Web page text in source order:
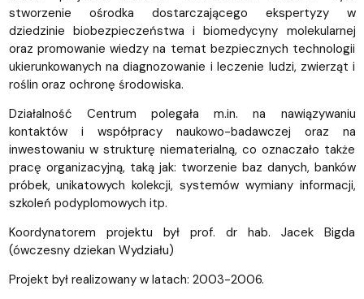
stworzenie ośrodka dostarczającego ekspertyzy w
dziedzinie biobezpieczeństwa i biomedycyny molekularnej
oraz promowanie wiedzy na temat bezpiecznych technologii
ukierunkowanych na diagnozowanie i leczenie ludzi, zwierząt i
roślin oraz ochronę środowiska.
Działalność Centrum polegała m.in. na nawiązywaniu
kontaktów i współpracy naukowo-badawczej oraz na
inwestowaniu w strukturę niematerialną, co oznaczało także
pracę organizacyjną, taką jak: tworzenie baz danych, banków
próbek, unikatowych kolekcji, systemów wymiany informacji,
szkoleń podyplomowych itp.
Koordynatorem projektu był prof. dr hab. Jacek Bigda
(ówczesny dziekan Wydziału)
Projekt był realizowany w latach: 2003-2006.